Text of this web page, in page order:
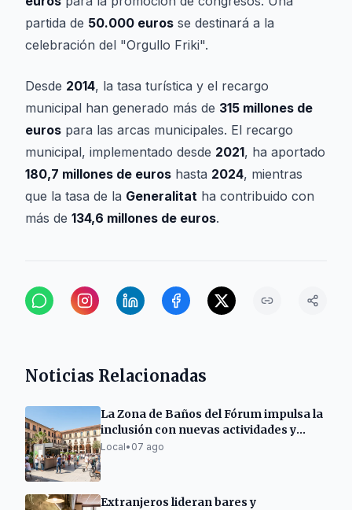
partida de 50.000 euros se destinará a la
celebración del "Orgullo Friki".
Desde 2014, la tasa turística y el recargo
municipal han generado más de 315 millones de
euros para las arcas municipales. El recargo
municipal, implementado desde 2021, ha aportado
180,7 millones de euros hasta 2024, mientras
que la tasa de la Generalitat ha contribuido con
más de 134,6 millones de euros.
Noticias Relacionadas
La Zona de Baños del Fórum impulsa la
inclusión con nuevas actividades y
chiringuito social
Local• 07 ago
Extranjeros lideran bares y